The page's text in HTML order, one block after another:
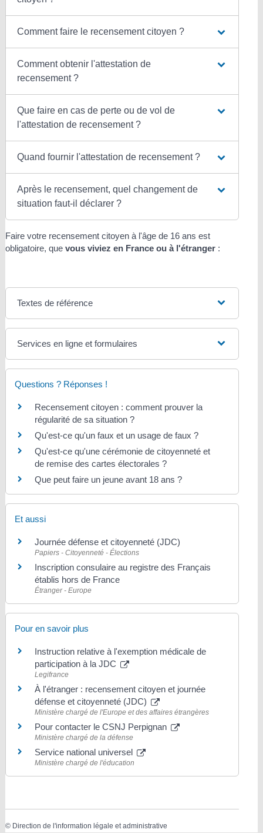
Comment faire le recensement citoyen ?
Comment obtenir l'attestation de
recensement ?
Que faire en cas de perte ou de vol de
l'attestation de recensement ?
Quand fournir l'attestation de recensement ?
Après le recensement, quel changement de
situation faut-il déclarer ?
Faire votre recensement citoyen à l'âge de 16 ans est
obligatoire, que vous viviez en France ou à l'étranger:
Textes de référence
Services en ligne et formulaires
Questions ? Réponses !
Recensement citoyen : comment prouver la
régularité de sa situation ?
Qu'est-ce qu'un faux et un usage de faux ?
Qu'est-ce qu'une cérémonie de citoyenneté et
de remise des cartes électorales ?
Que peut faire un jeune avant 18 ans ?
Et aussi
Journée défense et citoyenneté (JDC)
Papiers - Citoyenneté - Élections
Inscription consulaire au registre des Français
établis hors de France
Étranger - Europe
Pour en savoir plus
Instruction relative à l'exemption médicale de
participation à la JDC
Legifrance
À l'étranger : recensement citoyen et journée
défense et citoyenneté (JDC)
Ministère chargé de l'Europe et des affaires étrangères
Pour contacter le CSNJ Perpignan
Ministère chargé de la défense
Service national universel
Ministère chargé de l'éducation
© Direction de l'information légale et administrative